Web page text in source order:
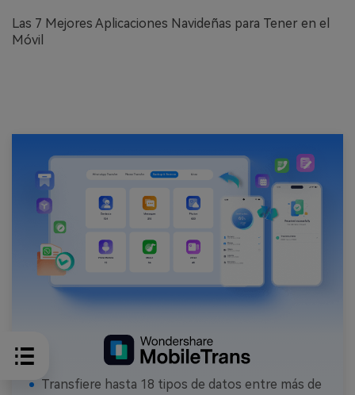
Las 7 Mejores Aplicaciones Navideñas para Tener en el
Móvil
Transfiere hasta 18 tipos de datos entre más de